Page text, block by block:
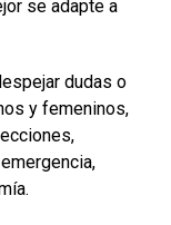
se adapte a
dudas o
y femeninos,